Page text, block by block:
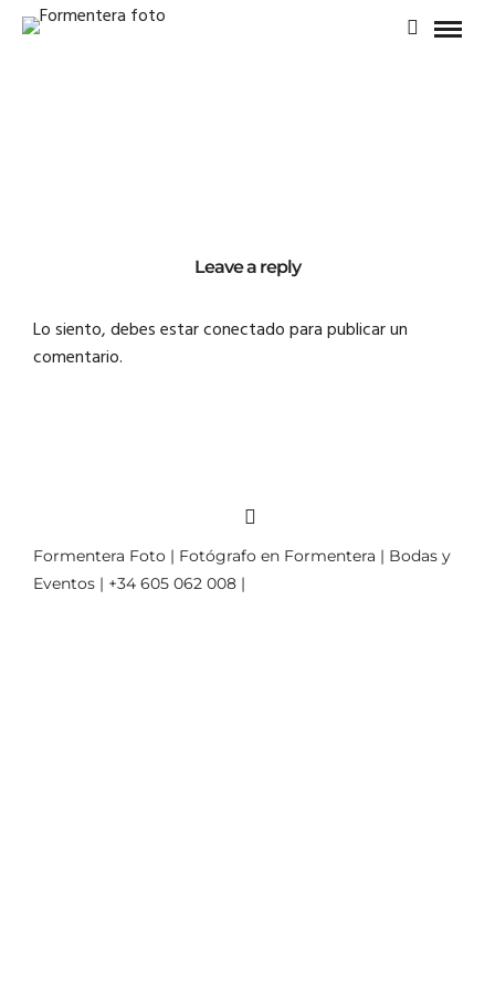
Leave a reply
Lo siento, debes estarconectadopara publicar un
comentario.
Formentera Foto | Fotógrafo en Formentera | Bodas y
Eventos | +34 605 062 008 |